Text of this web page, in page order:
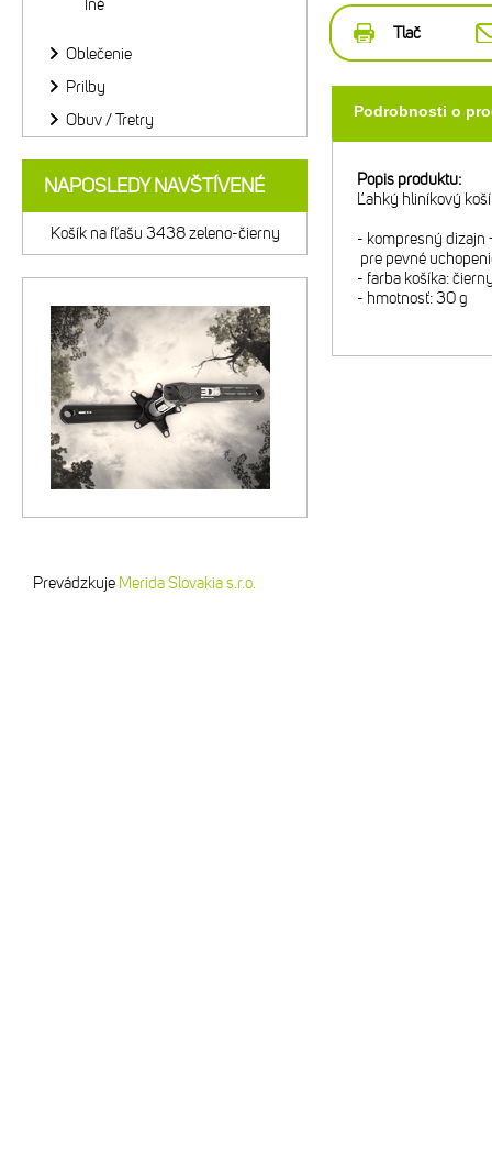
Tlač
Podrobnosti o
Popis produktu:
Ľahký hliníkový
- kompresný dizajn
pre pevné
- farba košíka:
- hmotnosť: 30 g
Iné
Oblečenie
Prilby
Obuv / Tretry
NAPOSLEDY NAVŠTÍVENÉ
Košík na fľašu 3438 zeleno-čierny
Prevádzkuje Merida Slovakia s.r.o.